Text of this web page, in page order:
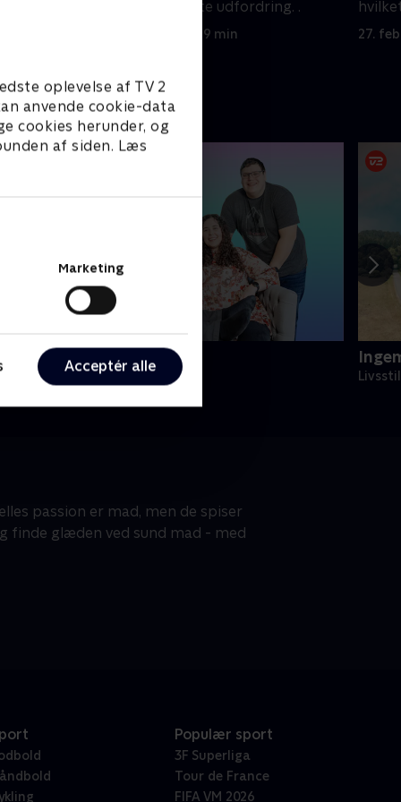
oplevelse af TV 2
anvende cookie-data
cookies herunder, og
af siden. Læs
Marketing
Acceptér alle
de ser deres næste udfordring. .
20. februar 2024 • 29 min 27.
Det fede fællesskab
• 1 sæsoner
passion er mad, men de spiser
finde glæden ved sund mad - med
Populær sport
3F Superliga
Tour de France
FIFA VM 2026